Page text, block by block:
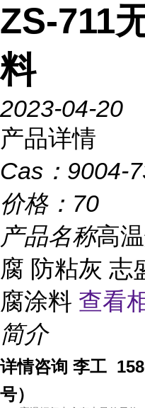
ZS-711
料
2023-04-20
产品详情
Cas： 9004-
价格： 70
产品名称高
腐 防粘灰 志
腐涂料 查看
简介
详情咨询 李工
号）